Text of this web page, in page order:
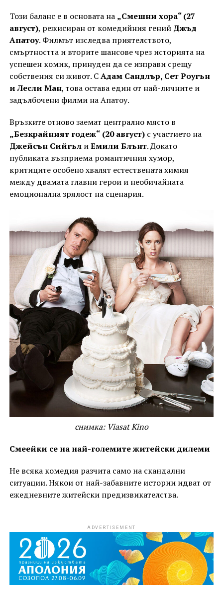
Този баланс е в основата на „Смешни хора“ (27
август), режисиран от комедийния гений Джъд
Апатоу. Филмът изследва приятелството,
смъртността и вторите шансове чрез историята на
успешен комик, принуден да се изправи срещу
собствения си живот. САдам Сандлър, Сет Роугън
и Лесли Ман, това остава един от най-личните и
задълбочени филми на Апатоу.
Връзките отново заемат централно място в
„Безкрайният годеж“ (20 август)с участието на
Джейсън Сийгъл иЕмили Блънт. Докато
публиката възприема романтичния хумор,
критиците особено хвалят естествената химия
между двамата главни герои и необичайната
емоционална зрялост на сценария.
снимка: Viasat Kino
Смеейки се на най-големите житейски дилеми
Не всяка комедия разчита само на скандални
ситуации. Някои от най-забавните истории идват от
ежедневните житейски предизвикателства.
ADVERTISEMENT